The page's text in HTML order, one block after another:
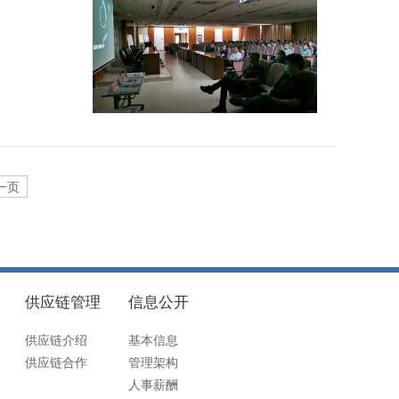
页
供应链管理
供应链介绍
供应链合作
信息公开
基本信息
管理架构
人事薪酬